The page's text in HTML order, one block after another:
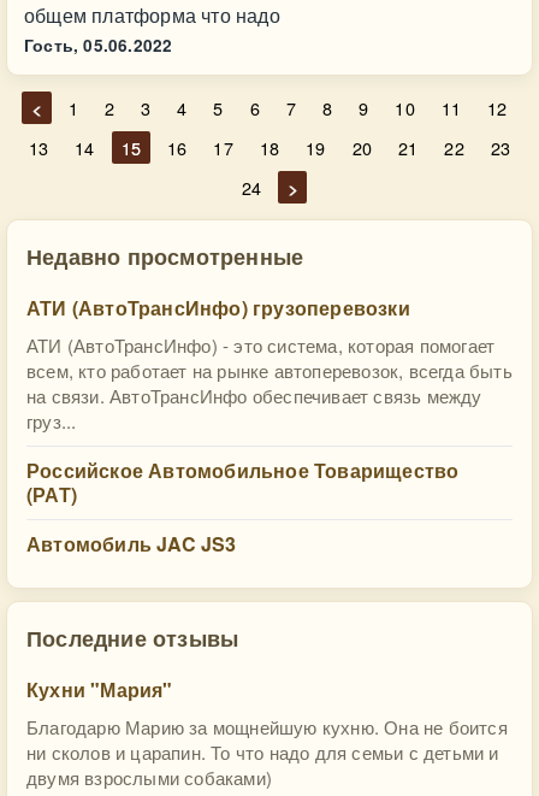
общем платформа что надо
Гость, 05.06.2022
< 1 2 3 4 5 6 7 8 9 10 11
12
13
14 15 16 17 18 19 20 21 22
23
24
>
Недавно просмотренные
АТИ (АвтоТрансИнфо) грузоперевозки
АТИ (АвтоТрансИнфо) - это система, которая помогает
всем, кто работает на рынке автоперевозок, всегда быть
на связи. АвтоТрансИнфо обеспечивает связь между
груз...
Российское Автомобильное Товарищество
(РАТ)
Автомобиль JAC JS3
Последние отзывы
Кухни "Мария"
Благодарю Марию за мощнейшую кухню. Она не боится
ни сколов и царапин. То что надо для семьи с детьми и
двумя взрослыми собаками)